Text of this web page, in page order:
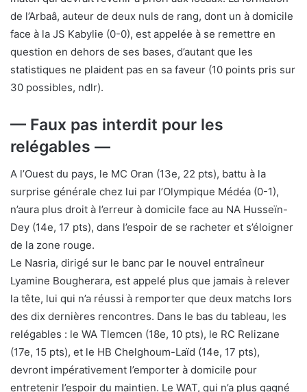
de l’Arbaâ, auteur de deux nuls de rang, dont un à domicile
face à la JS Kabylie (0-0), est appelée à se remettre en
question en dehors de ses bases, d’autant que les
statistiques ne plaident pas en sa faveur (10 points pris sur
30 possibles, ndlr).
— Faux pas interdit pour les
relégables —
A l’Ouest du pays, le MC Oran (13e, 22 pts), battu à la
surprise générale chez lui par l’Olympique Médéa (0-1),
n’aura plus droit à l’erreur à domicile face au NA Husseïn-
Dey (14e, 17 pts), dans l’espoir de se racheter et s’éloigner
de la zone rouge.
Le Nasria, dirigé sur le banc par le nouvel entraîneur
Lyamine Bougherara, est appelé plus que jamais à relever
la tête, lui qui n’a réussi à remporter que deux matchs lors
des dix dernières rencontres. Dans le bas du tableau, les
relégables : le WA Tlemcen (18e, 10 pts), le RC Relizane
(17e, 15 pts), et le HB Chelghoum-Laïd (14e, 17 pts),
devront impérativement l’emporter à domicile pour
entretenir l’espoir du maintien. Le WAT, qui n’a plus gagné